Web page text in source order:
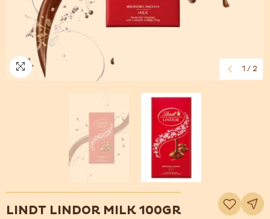
1 / 2
LINDT LINDOR MILK 100GR
Adicionar
à
lista